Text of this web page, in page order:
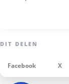
Facebook X